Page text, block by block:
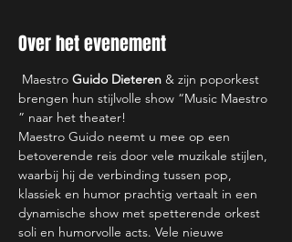
Over het evenement
Maestro Guido Dieteren & zijn poporkest
brengen hun stijlvolle show “Music Maestro
” naar het theater!
Maestro Guido neemt u mee op een
betoverende reis door vele muzikale stijlen,
waarbij hij de verbinding tussen pop,
klassiek en humor prachtig vertaalt in een
dynamische show met spetterende orkest
soli en humorvolle acts. Vele nieuwe